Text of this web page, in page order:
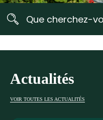
vous
écrivez.
Que cherchez-vous ?
Actualités
VOIR TOUTES LES ACTUALITÉS